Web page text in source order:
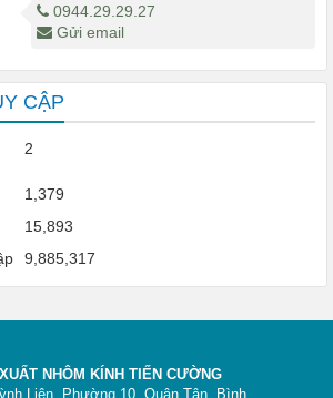
0944.29.29.27
Gửi email
CẬP
2
1,379
15,893
9,885,317
NHÔM KÍNH TIẾN CƯỜNG
Liên, Phường 10, Quận Tân Bình,